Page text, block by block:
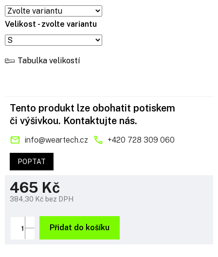
Velikost - zvolte variantu
Tabulka velikostí
465 Kč
384,30 Kč bez DPH
cena:
Přidat do košíku
Tento produkt lze obohatit potiskem
či výšivkou. Kontaktujte nás.
info@weartech.cz +420 728 309 060
POPTAT